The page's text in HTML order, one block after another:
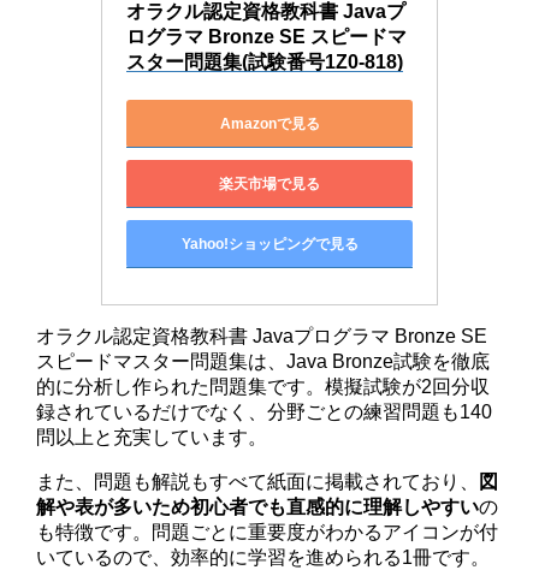
オラクル認定資格教科書 Javaプ
ログラマ Bronze SE スピードマ
スター問題集(試験番号1Z0-818)
Amazonで見る
楽天市場で見る
Yahoo!ショッピングで見る
オラクル認定資格教科書 Javaプログラマ Bronze SE
スピードマスター問題集は、Java Bronze試験を徹底
的に分析し作られた問題集です。模擬試験が2回分収
録されているだけでなく、分野ごとの練習問題も140
問以上と充実しています。
また、問題も解説もすべて紙面に掲載されており、
図
解や表が多いため初心者でも直感的に理解しやすいの
も特徴です。問題ごとに重要度がわかるアイコンが付
いているので、効率的に学習を進められる1冊です。